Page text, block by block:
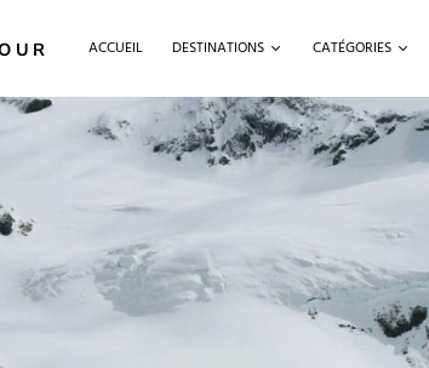
ACCUEIL DESTINATIONS CATÉGORIES